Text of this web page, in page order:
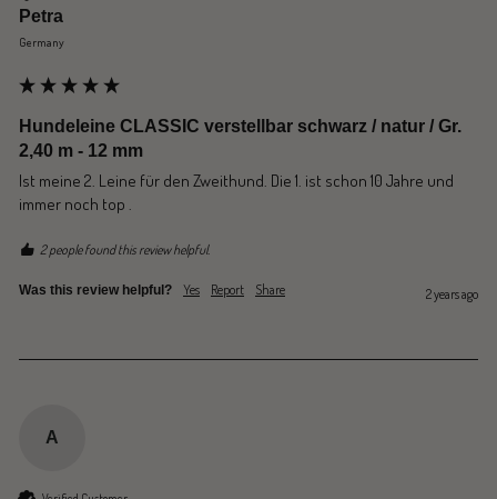
Petra
Germany
Hundeleine CLASSIC verstellbar schwarz / natur / Gr.
2,40 m - 12 mm
Ist meine 2. Leine für den Zweithund. Die 1. ist schon 10 Jahre und
immer noch top .
2 people found this review helpful.
Was this review helpful? Yes Report Share 2 years ago
A